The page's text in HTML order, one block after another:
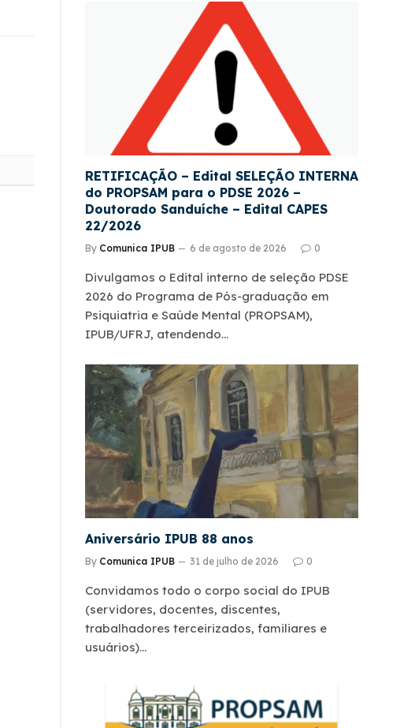
RETIFICAÇÃO – Edital SELEÇÃO INTERNA
do PROPSAM para o PDSE 2026 –
Doutorado Sanduíche – Edital CAPES
22/2026
By Comunica IPUB 6 de agosto de 2026 0
Divulgamos o Edital interno de seleção PDSE
2026 do Programa de Pós-graduação em
Psiquiatria e Saúde Mental (PROPSAM),
IPUB/UFRJ, atendendo…
Aniversário IPUB 88 anos
By Comunica IPUB 31 de julho de 2026 0
Convidamos todo o corpo social do IPUB
(servidores, docentes, discentes,
trabalhadores terceirizados, familiares e
usuários)…